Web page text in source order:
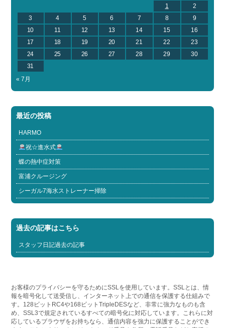
1
2
3
4 5 6 7 8
9
10
11 12 13 14 15
16
17
18 19 20 21 22
23
24
25 26 27 28 29
30
31
« 7月
最近の投稿
HARMO
祝☆進水式
蝶の熱中症対策
富浦クルージング
シーガル7海水ストレーナー掃除
過去の記事はこちら
スタッフ日記過去の記事
お客様のプライバシーを守るためにSSLを使用しています。SSLとは、情
報を暗号化して送受信し、インターネット上での通信を保護する仕組みで
す。128ビットRC4や168ビットTripleDESなど、非常に強力なものも含
め、SSL3で規定されているすべての暗号化に対応しています。これらに対
応しているブラウザをお持ちなら、通信内容を強力に保護することができ